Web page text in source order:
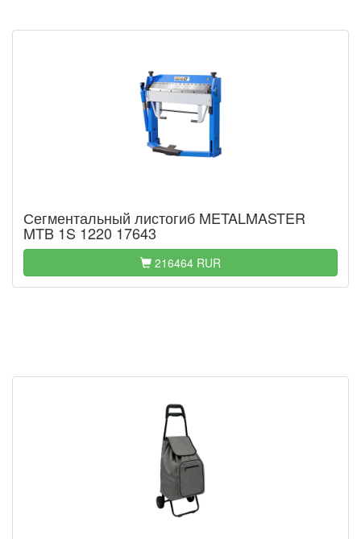
Сегментальный листогиб METALMASTER
MTB 1S 1220 17643
216464 RUR